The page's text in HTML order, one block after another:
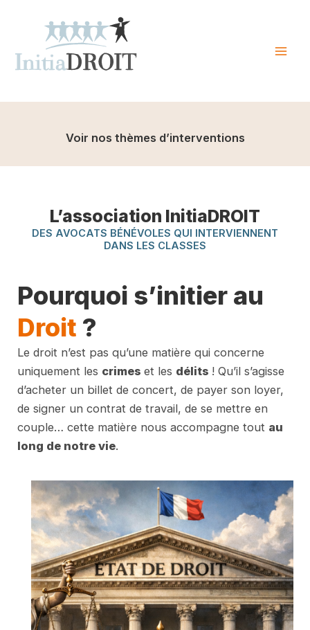
Voir nos thèmes d’interventions
L’association InitiaDROIT
DES AVOCATS BÉNÉVOLES QUI INTERVIENNENT
DANS LES CLASSES
Pourquoi s’initier au
Droit ?
Le droit n’est pas qu’une matière qui concerne
uniquement les crimes et les délits ! Qu’il s’agisse
d’acheter un billet de concert, de payer son loyer,
de signer un contrat de travail, de se mettre en
couple… cette matière nous accompagne tout au
long de notre vie.